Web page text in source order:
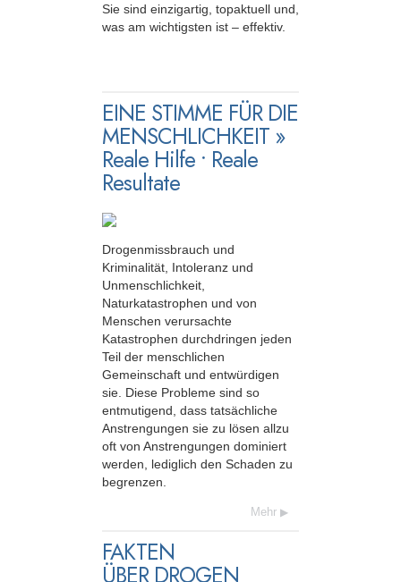
Sie sind einzigartig, topaktuell und,
was am wichtigsten ist – effektiv.
EINE STIMME FÜR DIE
MENSCHLICHKEIT »
Reale Hilfe • Reale
Resultate
Drogenmissbrauch und
Kriminalität, Intoleranz und
Unmenschlichkeit,
Naturkatastrophen und von
Menschen verursachte
Katastrophen durchdringen jeden
Teil der menschlichen
Gemeinschaft und entwürdigen
sie. Diese Probleme sind so
entmutigend, dass tatsächliche
Anstrengungen sie zu lösen allzu
oft von Anstrengungen dominiert
werden, lediglich den Schaden zu
begrenzen.
Mehr
FAKTEN
ÜBER DROGEN